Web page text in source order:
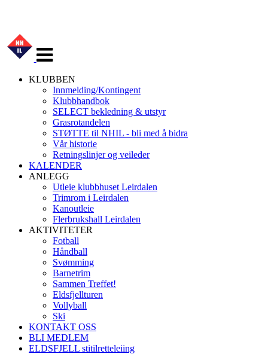
navigasjon
KLUBBEN
Innmelding/Kontingent
Klubbhandbok
SELECT bekledning & utstyr
Grasrotandelen
STØTTE til NHIL - bli med å bidra
Vår historie
Retningslinjer og veileder
KALENDER
ANLEGG
Utleie klubbhuset Leirdalen
Trimrom i Leirdalen
Kanoutleie
Flerbrukshall Leirdalen
AKTIVITETER
Fotball
Håndball
Svømming
Barnetrim
Sammen Treffet!
Eldsfjellturen
Vollyball
Ski
KONTAKT OSS
BLI MEDLEM
ELDSFJELL stitilretteleiing